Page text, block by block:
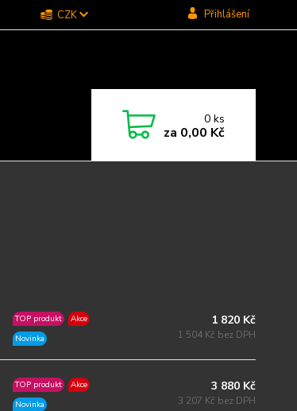
CZK Přihlášení
0ks
za 0,00 Kč
TOP produkt
Akce
Novinka
1 820 Kč
1 504 Kč bez DPH
TOP produkt
Akce
Novinka
3 880 Kč
3 207 Kč bez DPH